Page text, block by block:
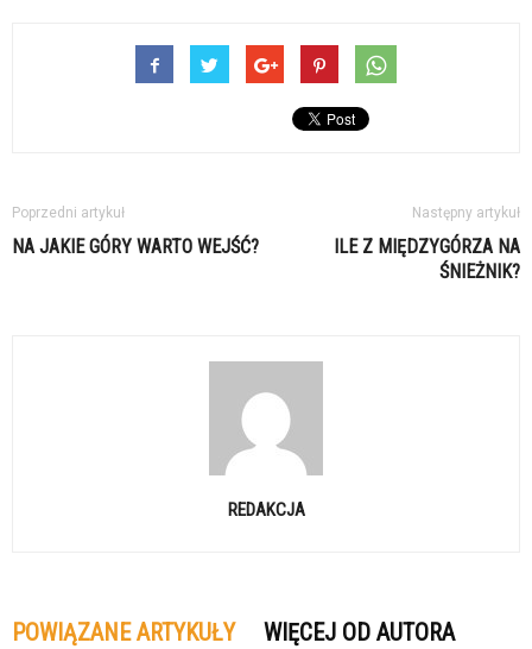
Poprzedni artykuł
NA JAKIE GÓRY WARTO WEJŚĆ?
Następny artykuł
ILE Z MIĘDZYGÓRZA NA
ŚNIEŻNIK?
REDAKCJA
POWIĄZANE ARTYKUŁY WIĘCEJ OD AUTORA